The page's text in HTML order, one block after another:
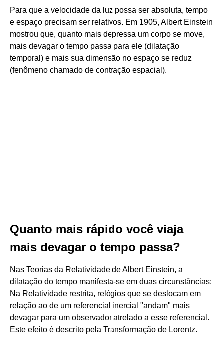
Para que a velocidade da luz possa ser absoluta, tempo
e espaço precisam ser relativos. Em 1905, Albert Einstein
mostrou que, quanto mais depressa um corpo se move,
mais devagar o tempo passa para ele (dilatação
temporal) e mais sua dimensão no espaço se reduz
(fenômeno chamado de contração espacial).
Quanto mais rápido você viaja
mais devagar o tempo passa?
Nas Teorias da Relatividade de Albert Einstein, a
dilatação do tempo manifesta-se em duas circunstâncias:
Na Relatividade restrita, relógios que se deslocam em
relação ao de um referencial inercial "andam" mais
devagar para um observador atrelado a esse referencial.
Este efeito é descrito pela Transformação de Lorentz.